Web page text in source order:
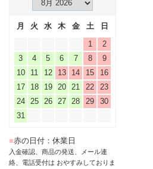
月 火 水 木 金 土
日
1
2
3
4 5 6 7 8
9
10
11 12 13 14 15
16
17
18 19 20 21 22
23
24
25 26 27 28 29
30
31
■赤の日付：休業日
入金確認、商品の発送、メール連
絡、電話受付は おやすみしておりま